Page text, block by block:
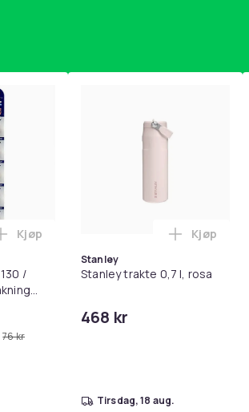
kjernetrening, yoga og
II, QC25, QC15, QC 2 AE 2, AE 2i, AE 2w,
/
76 kr
Legg Batteri AG10 / LR1130 / LR54 / 189
Kjøp
Stanley
Stanley trakte 0,7 l, rosa
468 kr
Legg
Kjøp
tirsdag, 18 aug.